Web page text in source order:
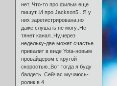
нет..Что-то про фильм еще
пишут..И про Jackson5...Я у
них зарегистрирована,но
даже слушать не могу..Не
тянет канал..Ну,через
недельку-две может счастье
привалит в виде Yota-новым
провайдером с крутой
скоростью..Вот тогда я буду
балдеть..Сейчас мучаюсь-
ролик в 4